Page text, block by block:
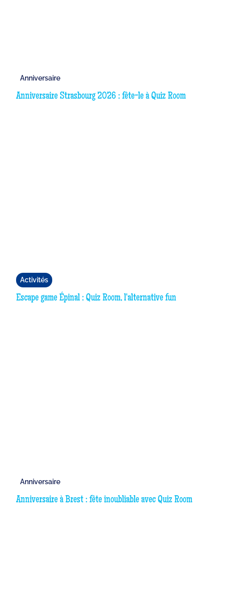
Anniversaire
Anniversaire Strasbourg 2026 : fête-le à Quiz Room
Activités
Escape game Épinal : Quiz Room, l'alternative fun
Anniversaire
Anniversaire à Brest : fête inoubliable avec Quiz Room